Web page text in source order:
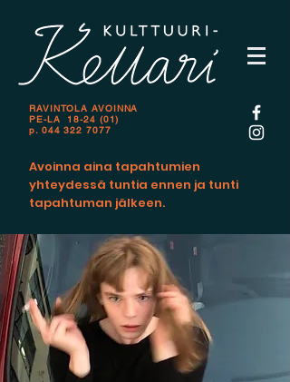
RAVINTOLA AVOINNA
PE-LA 18-24 (01)
p. 044 322 7077
Avoinna aina tapahtumien
yhteydessä tuntia ennen ja tunti
tapahtuman jälkeen.